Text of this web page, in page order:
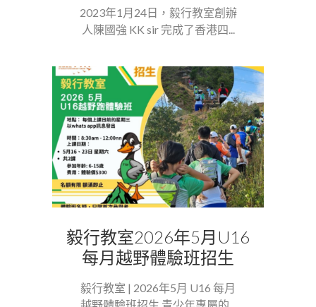
2023年1月24日，毅行教室創辦
人陳國強 KK sir 完成了香港四...
毅行教室2026年5月U16
每月越野體驗班招生
毅行教室 | 2026年5月 U16 每月